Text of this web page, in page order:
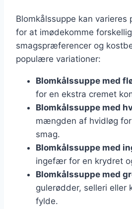
Blomkålssuppe kan varieres
for at imødekomme
smagspræferencer og
populære variationer:
Blomkålssuppe med
for en ekstra cremet
Blomkålssuppe med
mængden af hvidløg
smag.
Blomkålssuppe med
ingefær for en krydret
Blomkålssuppe med
gulerødder, selleri eller
fylde.